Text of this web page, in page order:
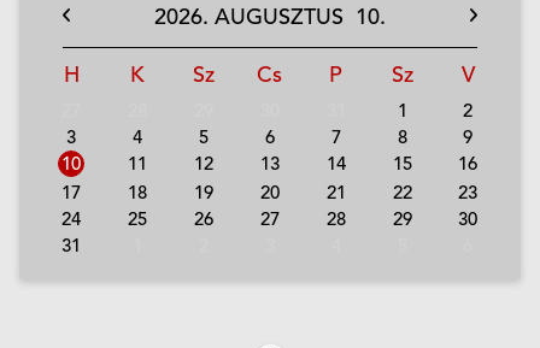
2026. AUGUSZTUS 10.
H K Sz Cs P Sz V
1
2
3
4 5 6 7 8
9
10
11 12 13 14 15
16
17
18 19 20 21 22
23
24
25 26 27 28 29
30
31